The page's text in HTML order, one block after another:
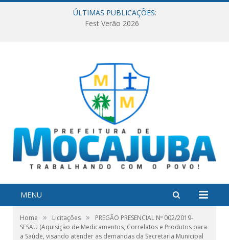
ÚLTIMAS PUBLICAÇÕES:
Fest Verão 2026
MENU
Home » Licitações »
PREGÃO PRESENCIAL Nº 002/2019-
SESAU (Aquisição de Medicamentos, Correlatos e Produtos para
a Saúde, visando atender as demandas da Secretaria Municipal